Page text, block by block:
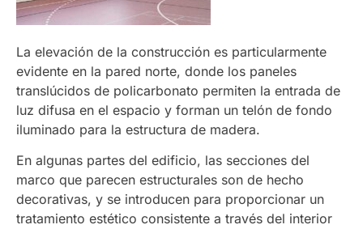
La elevación de la construcción es particularmente
evidente en la pared norte, donde los paneles
translúcidos de policarbonato permiten la entrada de
luz difusa en el espacio y forman un telón de fondo
iluminado para la estructura de madera.
En algunas partes del edificio, las secciones del
marco que parecen estructurales son de hecho
decorativas, y se introducen para proporcionar un
tratamiento estético consistente a través del interior